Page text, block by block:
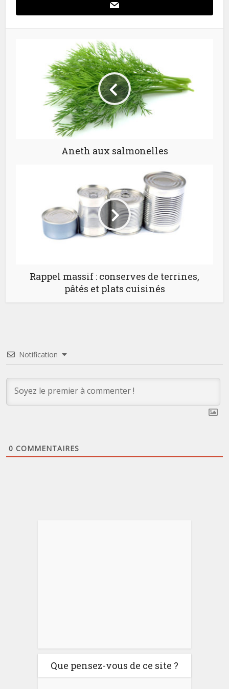
Aneth aux salmonelles
Rappel massif : conserves de terrines,
pâtés et plats cuisinés
Notification
0 COMMENTAIRES
Que pensez-vous de ce site ?